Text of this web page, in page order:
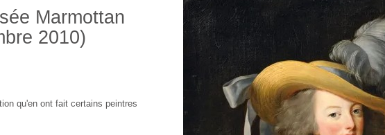
Marmottan
2010)
qu'en ont fait certains peintres